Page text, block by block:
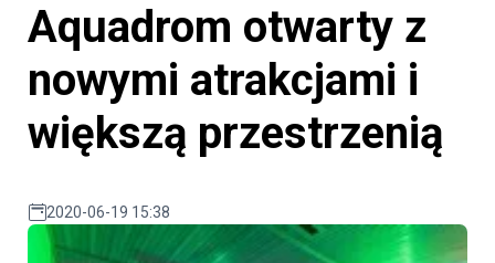
Aquadrom otwarty z
nowymi atrakcjami i
większą przestrzenią
2020-06-19 15:38